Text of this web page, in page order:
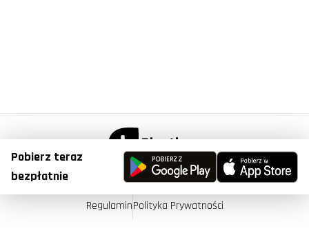
Pobierz teraz
bezpłatnie© Copyright 2023, Plantis . All Right Reserved.
RegulaminPolityka Prywatności